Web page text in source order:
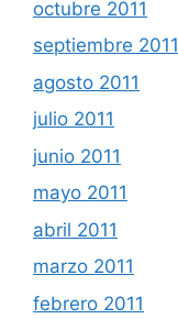
octubre 2011
septiembre 2011
agosto 2011
julio 2011
junio 2011
mayo 2011
abril 2011
marzo 2011
febrero 2011